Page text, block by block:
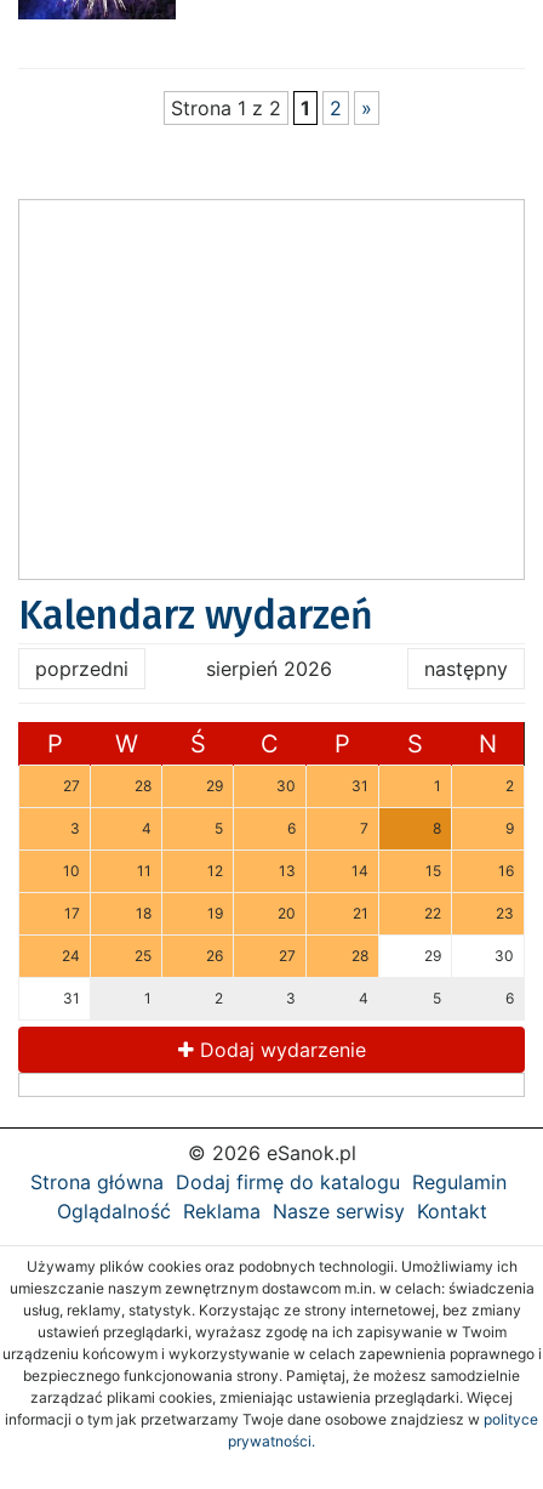
Strona 1 z 2 1 2 »
Kalendarz wydarzeń
poprzedni sierpień 2026 następny
P W Ś C P S N
27 28 29 30 31 1 2
3 4 5 6 7 8 9
10 11 12 13 14 15 16
17 18 19 20 21 22 23
24 25 26 27 28 29 30
31 1 2 3 4 5 6
Dodaj wydarzenie
© 2026 eSanok.pl
Strona główna Dodaj firmę do katalogu Regulamin
Oglądalność Reklama Nasze serwisy Kontakt
Używamy plików cookies oraz podobnych technologii. Umożliwiamy ich
umieszczanie naszym zewnętrznym dostawcom m.in. w celach: świadczenia
usług, reklamy, statystyk. Korzystając ze strony internetowej, bez zmiany
ustawień przeglądarki, wyrażasz zgodę na ich zapisywanie w Twoim
urządzeniu końcowym i wykorzystywanie w celach zapewnienia poprawnego i
bezpiecznego funkcjonowania strony. Pamiętaj, że możesz samodzielnie
zarządzać plikami cookies, zmieniając ustawienia przeglądarki. Więcej
informacji o tym jak przetwarzamy Twoje dane osobowe znajdziesz w polityce
prywatności.